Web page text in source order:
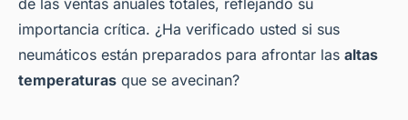
de las ventas anuales totales, reflejando su
importancia crítica. ¿Ha verificado usted si sus
neumáticos están preparados para afrontar las altas
temperaturas que se avecinan?